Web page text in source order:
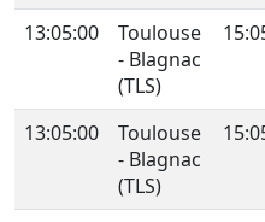
13:05:00
Toulouse
- Blagnac
(TLS)
13:05:00
Toulouse
- Blagnac
(TLS)